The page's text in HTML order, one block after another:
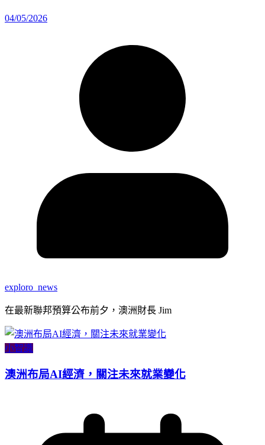
04/05/2026
exploro_news
在最新聯邦預算公布前夕，澳洲財長 Jim
小智識
澳洲布局AI經濟，關注未來就業變化